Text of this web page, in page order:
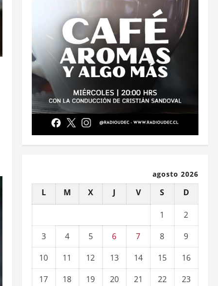
agosto 2026
L M X J V S D
1
2
3
4 5 6 7 8
9
10
11 12 13 14 15
16
17
18 19 20 21 22
23